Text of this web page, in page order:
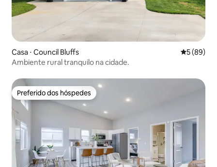
Casa ⋅ Council Bluffs 5 de uma
5 (89)
Ambiente rural tranquilo na cidade.
Preferido dos hóspedes
Preferido dos hóspedes